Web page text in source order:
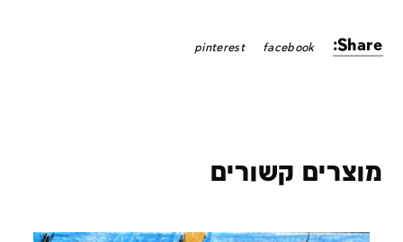
Share:
facebook
pinterest
מוצרים קשורים